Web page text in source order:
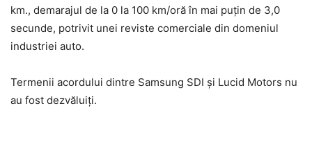
km., demarajul de la 0 la 100 km/oră în mai puțin de 3,0
secunde, potrivit unei reviste comerciale din domeniul
industriei auto.
Termenii acordului dintre Samsung SDI și Lucid Motors nu
au fost dezvăluiți.